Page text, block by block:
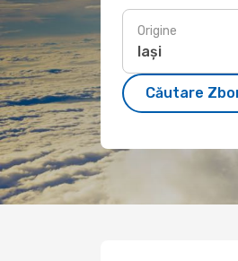
Origine
Căutare